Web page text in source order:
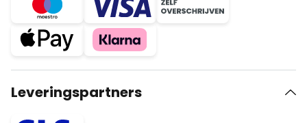
Leveringspartners